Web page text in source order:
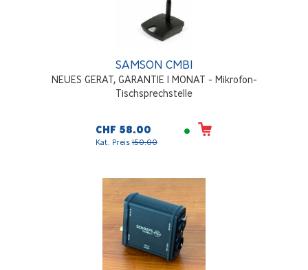
SAMSON CMB1
NEUES GERAT, GARANTIE 1 MONAT - Mikrofon-
Tischsprechstelle
CHF 58.00
Kat. Preis 150.00